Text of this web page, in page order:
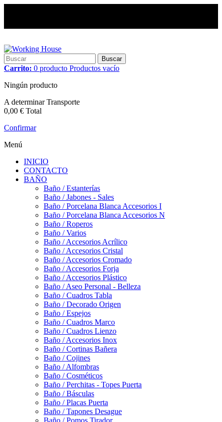
Buscar
Carrito: 0 producto Productos vacío
Ningún producto
A determinarTransporte
0,00 € Total
Confirmar
Menú
INICIO
CONTACTO
BAÑO
Baño / Estanterías
Baño / Jabones - Sales
Baño / Porcelana Blanca Accesorios I
Baño / Porcelana Blanca Accesorios N
Baño / Roperos
Baño / Varios
Baño / Accesorios Acrílico
Baño / Accesorios Cristal
Baño / Accesorios Cromado
Baño / Accesorios Forja
Baño / Accesorios Plástico
Baño / Aseo Personal - Belleza
Baño / Cuadros Tabla
Baño / Decorado Origen
Baño / Espejos
Baño / Cuadros Marco
Baño / Cuadros Lienzo
Baño / Accesorios Inox
Baño / Cortinas Bañera
Baño / Cojines
Baño / Alfombras
Baño / Cosméticos
Baño / Perchitas - Topes Puerta
Baño / Básculas
Baño / Placas Puerta
Baño / Tapones Desague
Baño / Pomos Tirador